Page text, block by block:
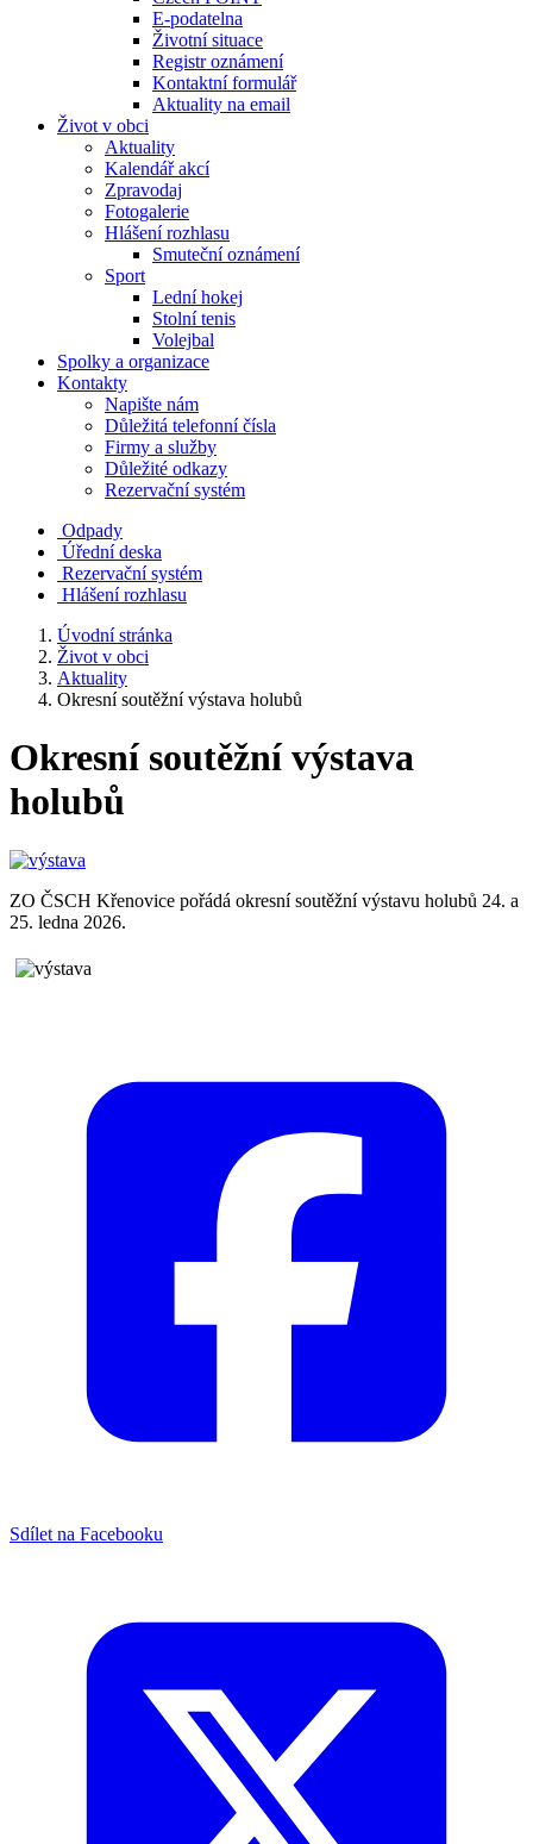
E-podatelna
Životní situace
Registr oznámení
Kontaktní formulář
Aktuality na email
Život v obci
Aktuality
Kalendář akcí
Zpravodaj
Fotogalerie
Hlášení rozhlasu
Smuteční oznámení
Sport
Lední hokej
Stolní tenis
Volejbal
Spolky a organizace
Kontakty
Napište nám
Důležitá telefonní čísla
Firmy a služby
Důležité odkazy
Rezervační systém
Odpady
Úřední deska
Rezervační systém
Hlášení rozhlasu
Úvodní stránka
Život v obci
Aktuality
Okresní soutěžní výstava holubů
Okresní soutěžní výstava
holubů
ZO ČSCH Křenovice pořádá okresní soutěžní výstavu holubů 24. a
25. ledna 2026.
Sdílet na Facebooku